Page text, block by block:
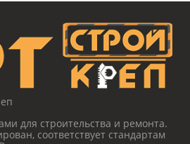
для строительства и ремонта.
соответствует стандартам